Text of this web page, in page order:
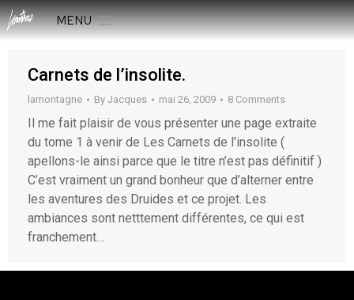
MENU
Carnets de l’insolite.
lamontagne By Jacques mai 26, 2009 8 Comments
Il me fait plaisir de vous présenter une page extraite
du tome 1 à venir de Les Carnets de l’insolite (
apellons-le ainsi parce que le titre n’est pas définitif )
C’est vraiment un grand bonheur que d’alterner entre
les aventures des Druides et ce projet. Les
ambiances sont netttement différentes, ce qui est
franchement…